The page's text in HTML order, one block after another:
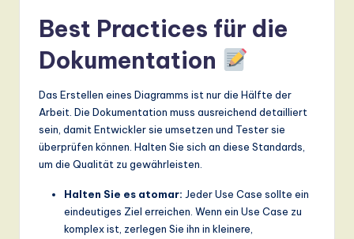
Best Practices für die
Dokumentation
Das Erstellen eines Diagramms ist nur die Hälfte der
Arbeit. Die Dokumentation muss ausreichend detailliert
sein, damit Entwickler sie umsetzen und Tester sie
überprüfen können. Halten Sie sich an diese Standards,
um die Qualität zu gewährleisten.
Halten Sie es atomar: Jeder Use Case sollte ein
eindeutiges Ziel erreichen. Wenn ein Use Case zu
komplex ist, zerlegen Sie ihn in kleinere,